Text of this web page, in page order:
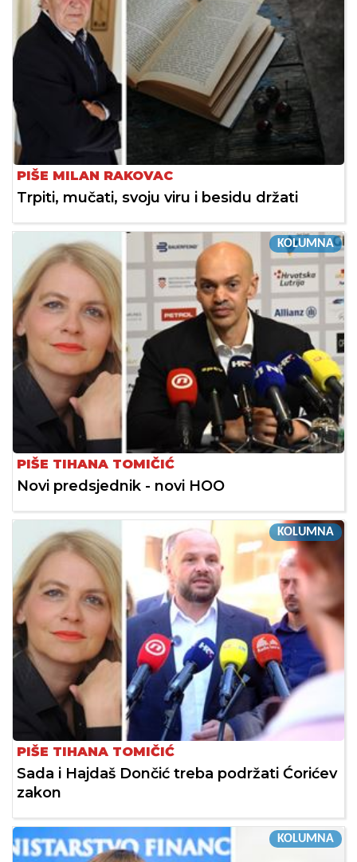
PIŠE MILAN RAKOVAC
Trpiti, mučati, svoju viru i besidu držati
KOLUMNA
PIŠE TIHANA TOMIČIĆ
Novi predsjednik - novi HOO
KOLUMNA
PIŠE TIHANA TOMIČIĆ
Sada i Hajdaš Dončić treba podržati Ćorićev
zakon
KOLUMNA